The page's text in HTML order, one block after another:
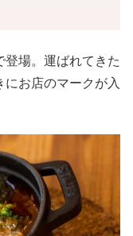
登場。運ばれてきた
お店のマークが入